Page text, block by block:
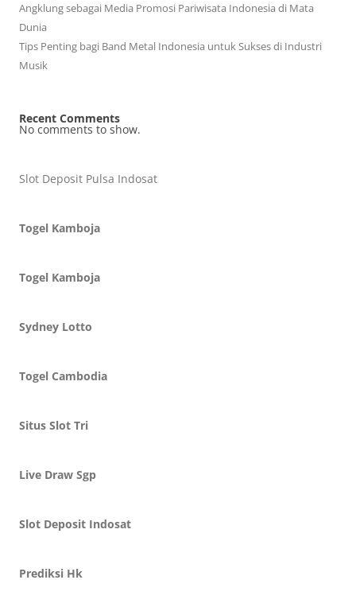
Angklung sebagai Media Promosi Pariwisata Indonesia di Mata
Dunia
Tips Penting bagi Band Metal Indonesia untuk Sukses di Industri
Musik
Recent Comments
No comments to show.
Slot Deposit Pulsa Indosat
Togel Kamboja
Togel Kamboja
Sydney Lotto
Togel Cambodia
Situs Slot Tri
Live Draw Sgp
Slot Deposit Indosat
Prediksi Hk